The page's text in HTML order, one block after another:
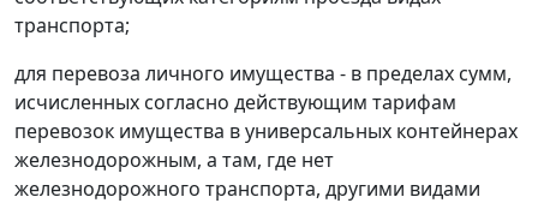
транспорта;
для перевоза личного имущества - в пределах сумм,
исчисленных согласно действующим тарифам
перевозок имущества в универсальных контейнерах
железнодорожным, а там, где нет
железнодорожного транспорта, другими видами